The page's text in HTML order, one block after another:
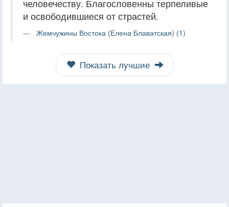
человечеству. Благословенны терпеливые
и освободившиеся от страстей.
Жемчужины Востока (Елена Блаватская) (1)
Показать лучшие